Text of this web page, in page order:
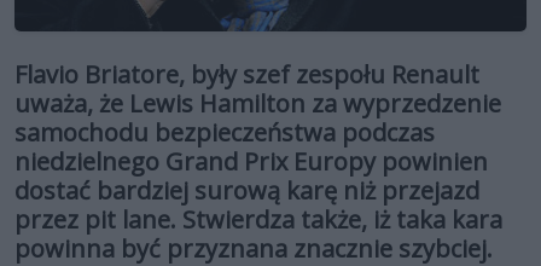
Flavio Briatore, były szef zespołu Renault
uważa, że Lewis Hamilton za wyprzedzenie
samochodu bezpieczeństwa podczas
niedzielnego Grand Prix Europy powinien
dostać bardziej surową karę niż przejazd
przez pit lane. Stwierdza także, iż taka kara
powinna być przyznana znacznie szybciej.